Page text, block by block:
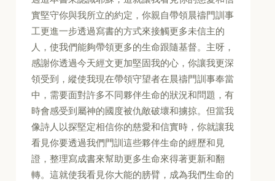
實堅守你與我所立的約定，你親自帶領晨禱門訓事
工更進一步透過寫書的方式來接觸更多未信主的
人，使我們能夠帶領更多的生命跟隨基督。主呀，
感謝你透過今天經文更加堅固我的心，你讓我更深
領受到，縱使我現在帶領守望者在晨禱門訓事奉當
中，需要面對許多不同夥伴生命的狀況和問題，有
時會感受到屬神的國度被仇敵破壞和擄掠。但當我
像詩人以探堅定相信你的慈愛和信實時，你就讓我
看見你要透過我們門訓這些夥伴生命的經歷和見
證，整理寫成書來幫助更多生命來得著更新和翻
轉。這就使我看見你大能的膀臂，成為我們生命的